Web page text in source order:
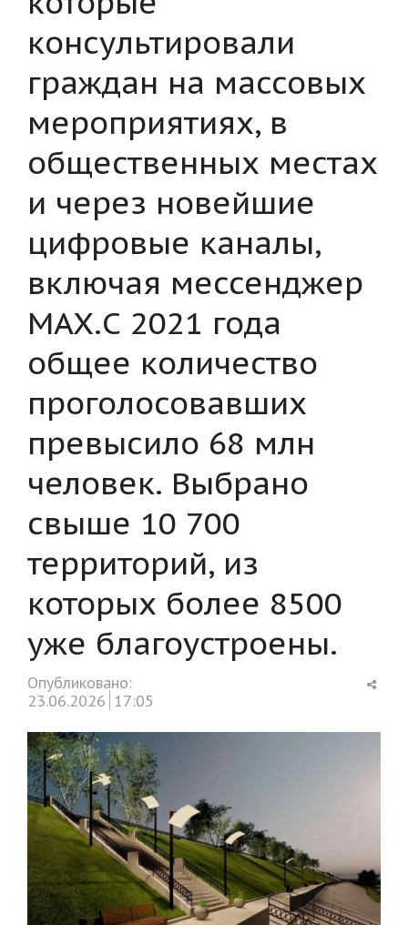
консультировали
граждан на массовых
мероприятиях, в
общественных местах
и через новейшие
цифровые каналы,
включая мессенджер
MAX.С 2021 года
общее количество
проголосовавших
превысило 68 млн
человек. Выбрано
свыше 10 700
территорий, из
которых более 8500
уже благоустроены.
Опубликовано:
23.06.2026 17:05